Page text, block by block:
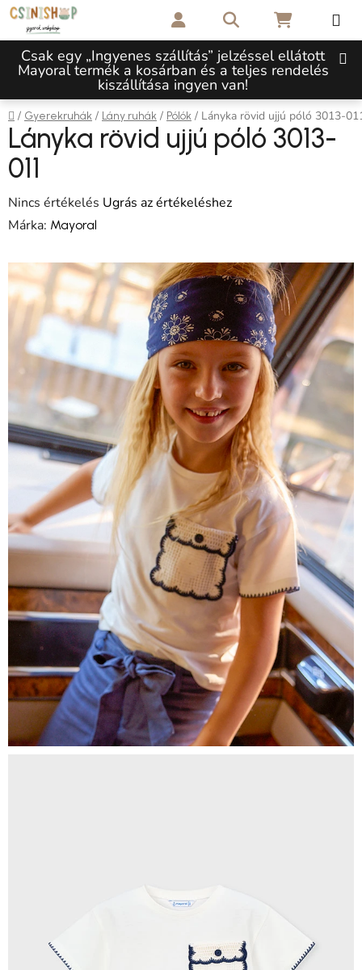
Ugrás a fő tartalomhoz
Csak egy „Ingyenes szállítás” jelzéssel ellátott
Mayoral termék a kosárban és a teljes rendelés
kiszállítása ingyen van!
KeresésKOSÁR
Kezdőlap
/ Gyerekruhák / Lány ruhák / Pólók / Lányka rövid ujjú póló 3013-
Lányka rövid ujjú póló 3013-
011
A termék átlagos értékelése 5-ből 0,0 csillag.
Nincs értékelés Ugrás az értékeléshez
Márka: Mayoral